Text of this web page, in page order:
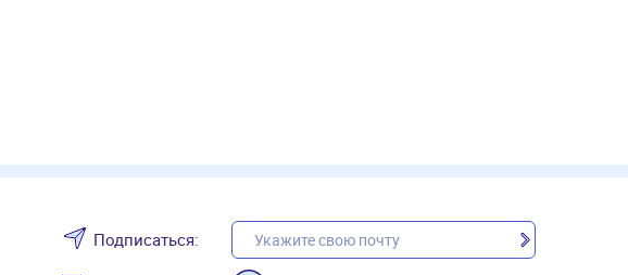
Подписаться: